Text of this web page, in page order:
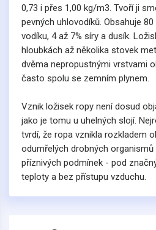
0,73 i přes 1,00 kg/m3. Tvoří ji
pevných uhlovodíků. Obsahuje 80
vodíku, 4 až 7% síry a dusík.
hloubkách až několika stovek
dvěma nepropustnými vrstvami
často spolu se zemním plynem.
Vznik ložisek ropy není dosud
jako je tomu u uhelných slojí.
tvrdí, že ropa vznikla rozkladem
odumřelých drobných
příznivých podmínek - pod
teploty a bez přístupu vzduchu.